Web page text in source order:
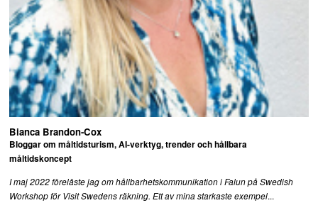
Bianca Brandon-Cox
Bloggar om måltidsturism, AI-verktyg, trender och hållbara
måltidskoncept
I maj 2022 föreläste jag om hållbarhetskommunikation i Falun på Swedish
Workshop för Visit Swedens räkning. Ett av mina starkaste exempel...